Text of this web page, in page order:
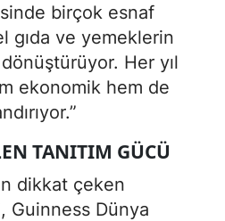
birçok esnaf
gıda ve yemeklerin
dönüştürüyor. Her yıl
ekonomik hem de
TANITIM GÜCÜ
dikkat çeken
Guinness Dünya